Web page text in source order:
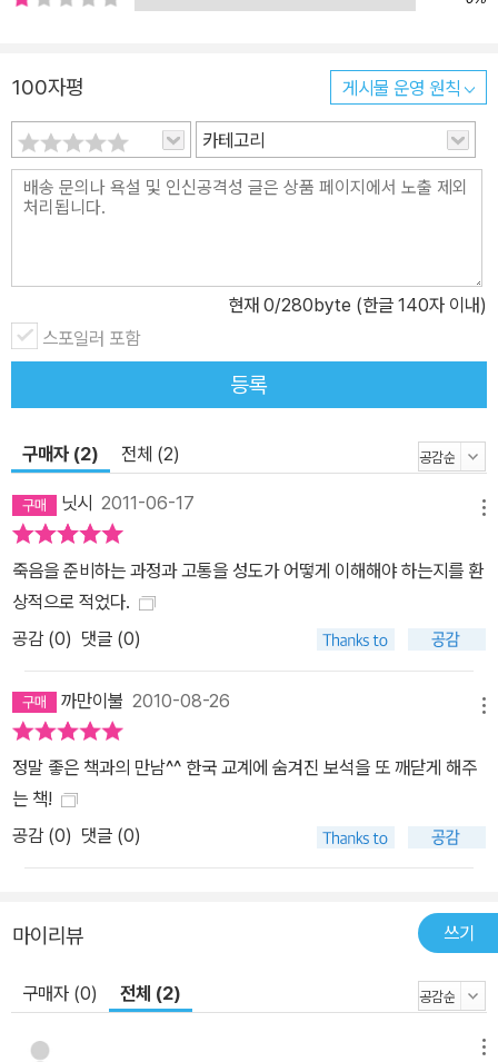
100자평 게시물 운영 원칙
카테고리
현재 0/280byte (한글 140자 이내)
스포일러 포함
등록
구매자 (2) 전체 (2)
닛시 2011-06-17
죽음을 준비하는 과정과 고통을 성도가 어떻게 이해해야 하는지를 환
상적으로 적었다.
공감 (0) 댓글 (0)
까만이불 2010-08-26
정말 좋은 책과의 만남^^ 한국 교계에 숨겨진 보석을 또 깨닫게 해주
는 책!
공감 (0) 댓글 (0)
마이리뷰 쓰기
구매자 (0) 전체 (2)